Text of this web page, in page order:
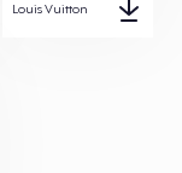
Louis Vuitton